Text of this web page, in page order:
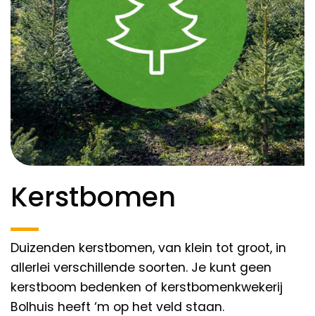
Kerstbomen
Duizenden kerstbomen, van klein tot groot, in
allerlei verschillende soorten. Je kunt geen
kerstboom bedenken of kerstbomenkwekerij
Bolhuis heeft ‘m op het veld staan.